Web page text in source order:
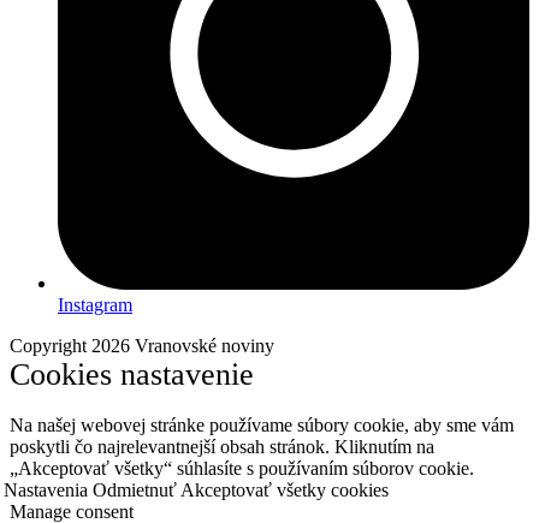
Instagram
Copyright 2026 Vranovské noviny
Cookies nastavenie
Na našej webovej stránke používame súbory cookie, aby sme vám
poskytli čo najrelevantnejší obsah stránok. Kliknutím na
„Akceptovať všetky“ súhlasíte s používaním súborov cookie.
Nastavenia Odmietnuť Akceptovať všetky cookies
Manage consent